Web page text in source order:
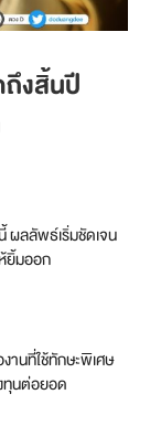
ถึงสิ้นปี
ผลลัพธ์เริ่มชัดเจน
ยิ้มออก
านที่ใช้ทักษะพิเศษ
ทุนต่อยอด